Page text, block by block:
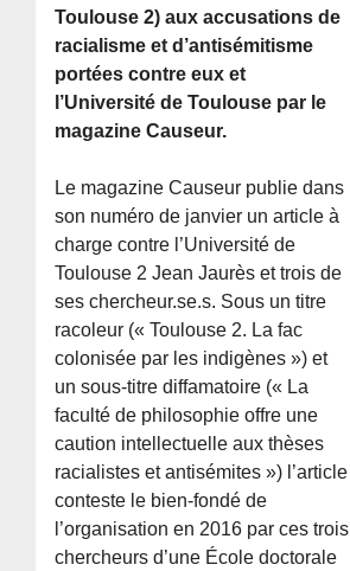
Toulouse 2) aux accusations de
racialisme et d’antisémitisme
portées contre eux et
l’Université de Toulouse par le
magazine Causeur.
Le magazine Causeur publie dans
son numéro de janvier un article à
charge contre l’Université de
Toulouse 2 Jean Jaurès et trois de
ses chercheur.se.s. Sous un titre
racoleur (« Toulouse 2. La fac
colonisée par les indigènes ») et
un sous-titre diffamatoire (« La
faculté de philosophie offre une
caution intellectuelle aux thèses
racialistes et antisémites ») l’article
conteste le bien-fondé de
l’organisation en 2016 par ces trois
chercheurs d’une École doctorale